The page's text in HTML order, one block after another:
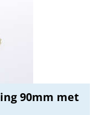
90mm met